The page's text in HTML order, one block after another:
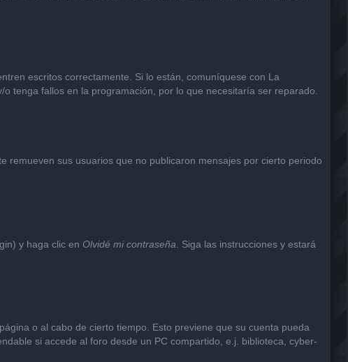
escritos correctamente. Si lo están, comuníquese con La
tenga fallos en la programación, por lo que necesitaría ser reparado.
remueven sus usuarios que no publicaron mensajes por cierto periodo
y haga clic en Olvidé mi contraseña . Siga las instrucciones y estará
o al cabo de cierto tiempo. Esto previene que su cuenta pueda
si accede al foro desde un PC compartido, e.j. biblioteca, cyber-